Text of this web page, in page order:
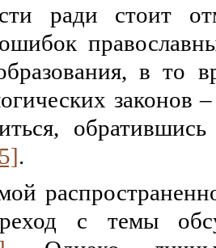
ради стоит
в то
законов
.
с темы